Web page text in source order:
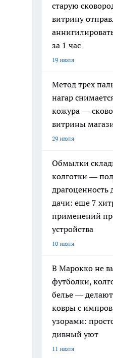
старую
витрину
за 1 час
19 июля
Метод трех
нагар
кожура —
витрины
29 июля
Обмылки
колготки —
драгоценность
дачи: еще 7
применений
устройства
10 июля
В Марокко не
футболки,
белье —
ковры с
узорами:
дивный уют
11 июля